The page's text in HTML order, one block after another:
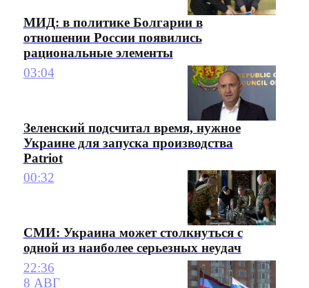
МИД: в политике Болгарии в
отношении России появились
рациональные элементы
03:04
Зеленский подсчитал время, нужное
Украине для запуска производства
Patriot
00:32
СМИ: Украина может столкнуться с
одной из наиболее серьезных неудач
22:36
8 АВГ